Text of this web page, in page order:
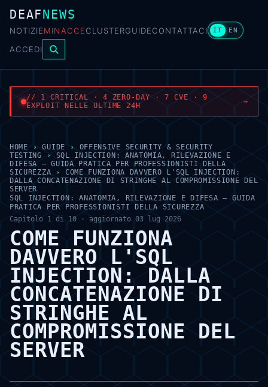
DEAFNEWS
NOTIZIEMINACCECLUSTERGUIDECONTATTACI IT EN
ACCEDI
// 1 CRITICAL · 4 ZERO-DAY · 7 CVE · 9
EXPLOIT NELLE ULTIME 24H
→
HOME › GUIDE › OFFENSIVE SECURITY & SECURITY
TESTING
›
SQL INJECTION: ANATOMIA, RILEVAZIONE E
DIFESA — GUIDA PRATICA PER PROFESSIONISTI DELLA
SICUREZZA
›
COME FUNZIONA DAVVERO L'SQL INJECTION:
DALLA CONCATENAZIONE DI STRINGHE AL COMPROMISSIONE DEL
SERVER
SQL INJECTION: ANATOMIA, RILEVAZIONE E DIFESA — GUIDA
PRATICA PER PROFESSIONISTI DELLA SICUREZZA
Capitolo 1 di 10 · aggiornato 03 lug 2026
COME FUNZIONA
DAVVERO L'SQL
INJECTION: DALLA
CONCATENAZIONE DI
STRINGHE AL
COMPROMISSIONE DEL
SERVER